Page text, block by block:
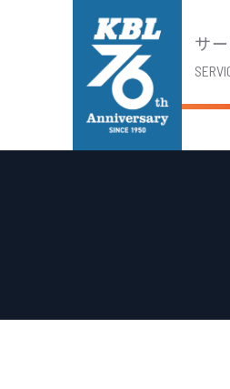
サ